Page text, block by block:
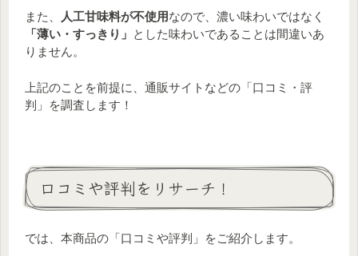
また、 人工甘味料が不使用なので、濃い味わいではなく
「薄い・すっきり」 とした味わいであることは間違いあ
りません。
上記のことを前提に、通販サイトなどの「口コミ・評
判」を調査します！
口コミや評判をリサーチ！
では、本商品の「口コミや評判」をご紹介します。